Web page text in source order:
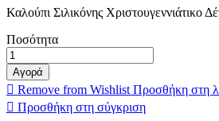
Καλούπι Σιλικόνης Χριστουγεννιάτικο
Ποσότητα
Αγορά
 Remove from Wishlist Προσθήκη στη
 Προσθήκη στη σύγκριση